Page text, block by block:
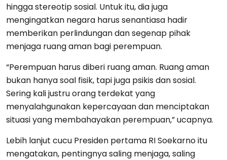
hingga stereotip sosial. Untuk itu, dia juga
mengingatkan negara harus senantiasa hadir
memberikan perlindungan dan segenap pihak
menjaga ruang aman bagi perempuan.
“Perempuan harus diberi ruang aman. Ruang aman
bukan hanya soal fisik, tapi juga psikis dan sosial.
Sering kali justru orang terdekat yang
menyalahgunakan kepercayaan dan menciptakan
situasi yang membahayakan perempuan,” ucapnya.
Lebih lanjut cucu Presiden pertama RI Soekarno itu
mengatakan, pentingnya saling menjaga, saling